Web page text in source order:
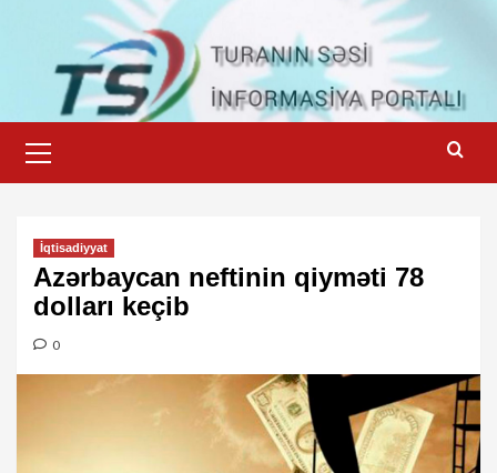
content
Menu
İqtisadiyyat
Azərbaycan neftinin qiyməti 78
dolları keçib
0